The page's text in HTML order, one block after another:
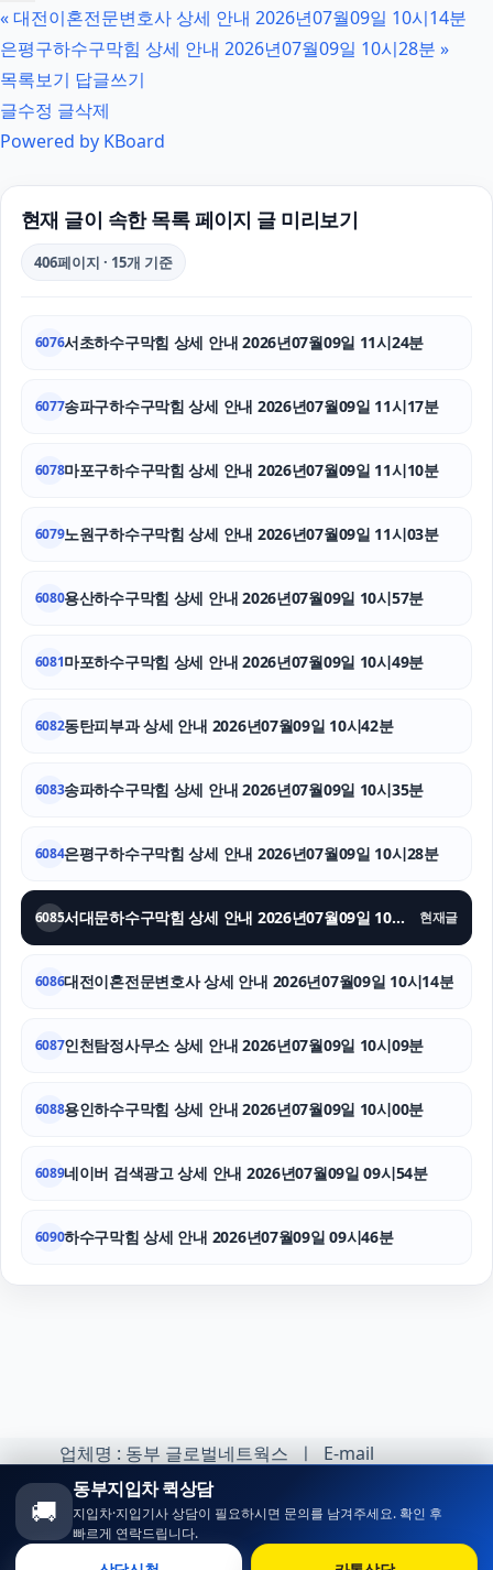
의정부마약전문변호사
인스타그램 좋아요 늘리기
서초마약전문변호사
수원피부과
부산흥신소
수원변호사
수원형사변호사
폰테크
«대전이혼전문변호사 상세 안내 2026년07월09일 10시14분
은평구하수구막힘 상세 안내 2026년07월09일 10시28분 »
목록보기 답글쓰기
글수정 글삭제
Powered by KBoard
현재 글이 속한 목록 페이지 글 미리보기
406페이지 · 15개 기준
6076서초하수구막힘 상세 안내 2026년07월09일 11시24분
6077송파구하수구막힘 상세 안내 2026년07월09일 11시17분
6078마포구하수구막힘 상세 안내 2026년07월09일 11시10분
6079노원구하수구막힘 상세 안내 2026년07월09일 11시03분
6080용산하수구막힘 상세 안내 2026년07월09일 10시57분
6081마포하수구막힘 상세 안내 2026년07월09일 10시49분
6082동탄피부과 상세 안내 2026년07월09일 10시42분
6083송파하수구막힘 상세 안내 2026년07월09일 10시35분
6084은평구하수구막힘 상세 안내 2026년07월09일 10시28분
6085 서대문하수구막힘 상세 안내 2026년07월09일 10시22분 현재글
6086대전이혼전문변호사 상세 안내 2026년07월09일 10시14분
6087인천탐정사무소 상세 안내 2026년07월09일 10시09분
6088용인하수구막힘 상세 안내 2026년07월09일 10시00분
6089네이버 검색광고 상세 안내 2026년07월09일 09시54분
6090하수구막힘 상세 안내 2026년07월09일 09시46분
업체명 : 동부 글로벌네트웍스 ㅣ E-mail
:minhoh1@naver.com
카카오톡 오픈채팅 :
https://open.kakao.com/o/sqlsXOji
🚚
동부지입차 퀵상담
지입차·지입기사 상담이 필요하시면 문의를 남겨주세요. 확인 후
빠르게 연락드립니다.